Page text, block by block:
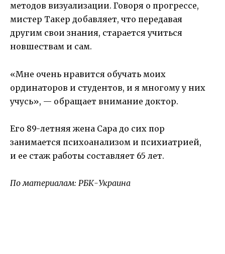
методов визуализации. Говоря о прогрессе,
мистер Такер добавляет, что передавая
другим свои знания, старается учиться
новшествам и сам.
«Мне очень нравится обучать моих
ординаторов и студентов, и я многому у них
учусь», — обращает внимание доктор.
Его 89-летняя жена Сара до сих пор
занимается психоанализом и психиатрией,
и ее стаж работы составляет 65 лет.
По материалам: РБК-Украина